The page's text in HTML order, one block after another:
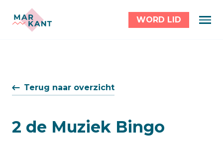
WORD LID
Terug naar overzicht
2 de Muziek Bingo